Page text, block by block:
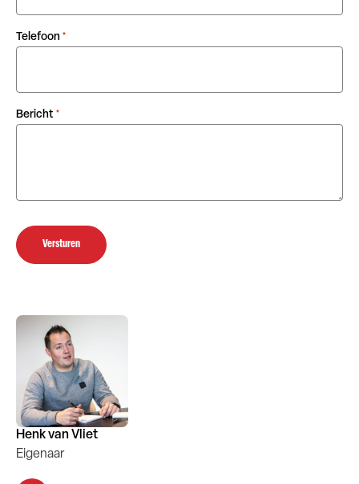
Henk van Vliet
Eigenaar
Telefoon *
Bericht *
Versturen